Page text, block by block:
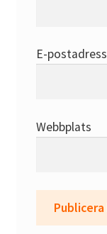
E-postadress
Webbplats